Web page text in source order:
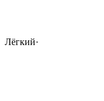
Лёгкий·